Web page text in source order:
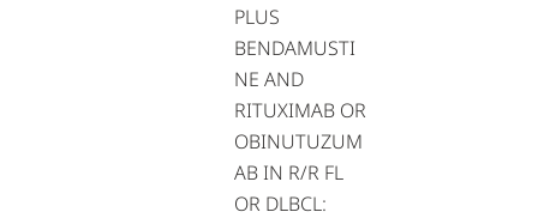
PLUS
BENDAMUSTI
NE AND
RITUXIMAB OR
OBINUTUZUM
AB IN R/R FL
OR DLBCL: